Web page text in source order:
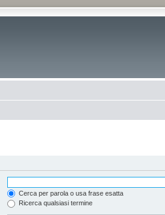
Cerca per parola o usa frase esatta
Ricerca qualsiasi termine